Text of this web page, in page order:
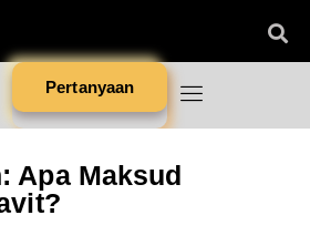
Pertanyaan
Apa Maksud